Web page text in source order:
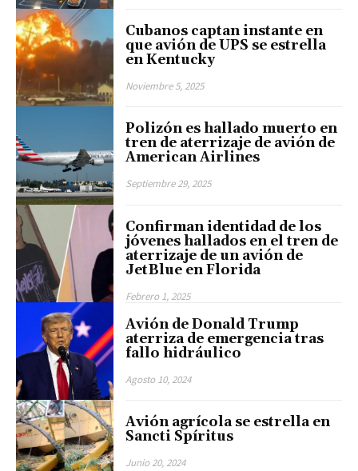
Cubanos captan instante en
que avión de UPS se estrella
en Kentucky
Noviembre 5, 2025
Polizón es hallado muerto en
tren de aterrizaje de avión de
American Airlines
Septiembre 29, 2025
Confirman identidad de los
jóvenes hallados en el tren de
aterrizaje de un avión de
JetBlue en Florida
Febrero 1, 2025
Avión de Donald Trump
aterriza de emergencia tras
fallo hidráulico
Agosto 10, 2024
Avión agrícola se estrella en
Sancti Spíritus
Junio 20, 2024